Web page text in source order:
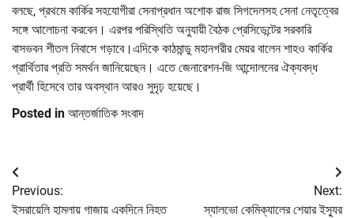
বলছে, প্রথমে কার্কির সহযোগীরা সেনাপ্রধান অশোক রাজ সিগদেলসহ সেনা নেতৃত্বের
সঙ্গে আলোচনা করবেন। এরপর পরিস্থিতি অনুযায়ী বৈঠক প্রেসিডেন্টের সরকারি
বাসভবন শীতল নিবাসে গড়াবে।এদিকে কাঠমান্ডু মহানগরীর মেয়র বালেন শাহও কার্কির
প্রার্থিতার প্রতি সমর্থন জানিয়েছেন। এতে জেনারেশন-জি আন্দোলনের ঐক্যবদ্ধ
প্রার্থী হিসেবে তার অবস্থান আরও সুদৃঢ় হয়েছে।
Posted in আন্তর্জাতিক সংবাদ
Post
navigation
Previous:
ইসরায়েলি হামলায় গাজায় একদিনে নিহত
Next:
স্যালভো কেমিক্যালের শেয়ার ইস্যুর